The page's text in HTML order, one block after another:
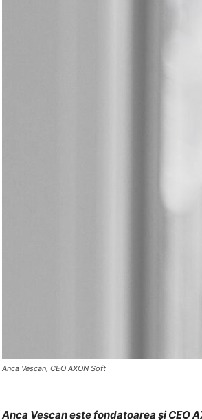
Anca Vescan, CEO AXON Soft
Anca Vescan este fondatoarea și CEO